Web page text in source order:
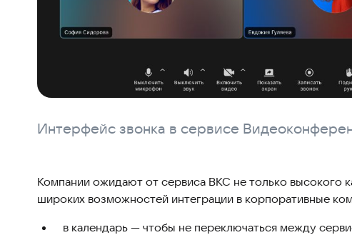
Интерфейс звонка в сервисе
Компании ожидают от сервиса ВКС не только высокого
широких возможностей интеграции в корпоративные
в календарь — чтобы не переключаться между